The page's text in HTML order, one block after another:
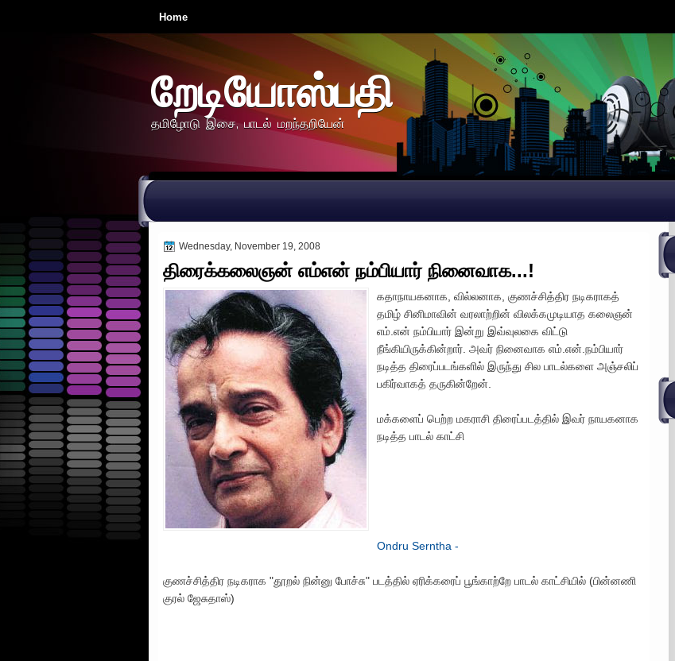
Home
றேடியோஸ்பதி
தமிழோடு இசை, பாடல் மறந்தறியேன்
Wednesday, November 19, 2008
திரைக்கலைஞன் எம்என் நம்பியார் நினைவாக...!
கதாநாயகனாக, வில்லனாக, குணச்சித்திர நடிகராகத்
தமிழ் சினிமாவின் வரலாற்றின் விலக்கமுடியாத கலைஞன்
எம்.என் நம்பியார் இன்று இவ்வுலகை விட்டு
நீங்கியிருக்கின்றார். அவர் நினைவாக எம்.என்.நம்பியார்
நடித்த திரைப்படங்களில் இருந்து சில பாடல்களை அஞ்சலிப்
பகிர்வாகத் தருகின்றேன்.
மக்களைப் பெற்ற மகராசி திரைப்படத்தில் இவர் நாயகனாக
நடித்த பாடல் காட்சி
Ondru Serntha -
குணச்சித்திர நடிகராக "தூறல் நின்னு போச்சு" படத்தில் ஏரிக்கரைப் பூங்காற்றே பாடல் காட்சியில் (பின்னணி
குரல் ஜேசுதாஸ்)